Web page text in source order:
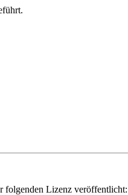
folgenden Lizenz veröffentlicht: